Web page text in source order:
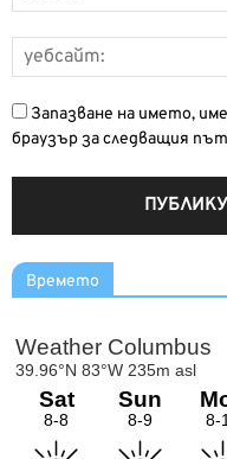
Запазване на името,
браузър за следващия
Времето